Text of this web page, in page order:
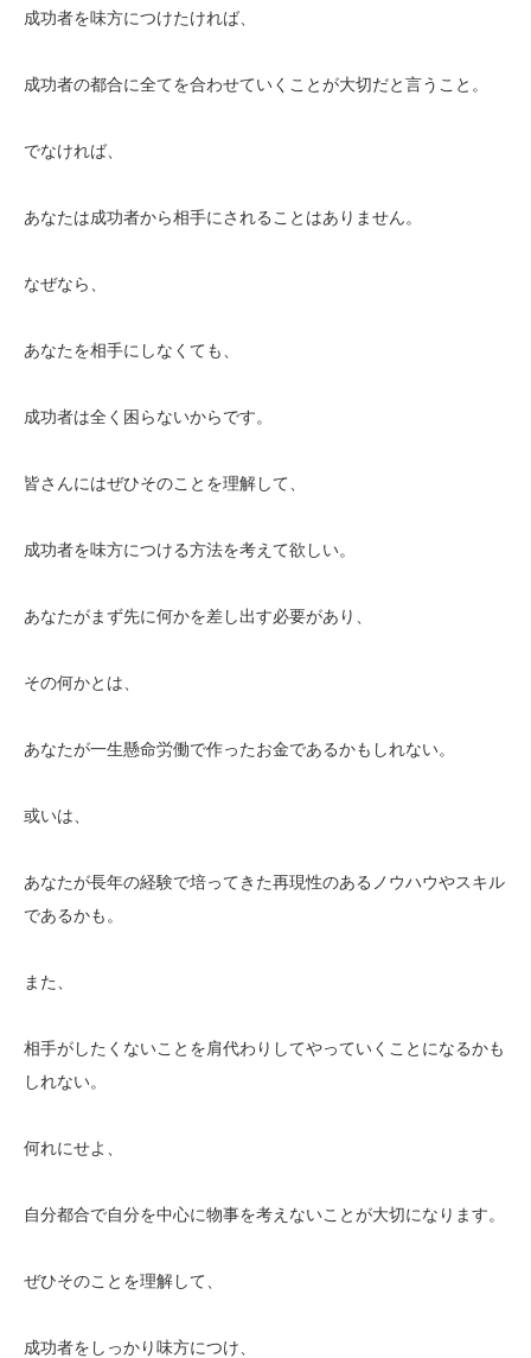
成功者を味方につけたければ、
成功者の都合に全てを合わせていくことが大切だと言うこと。
でなければ、
あなたは成功者から相手にされることはありません。
なぜなら、
あなたを相手にしなくても、
成功者は全く困らないからです。
皆さんにはぜひそのことを理解して、
成功者を味方につける方法を考えて欲しい。
あなたがまず先に何かを差し出す必要があり、
その何かとは、
あなたが一生懸命労働で作ったお金であるかもしれない。
或いは、
あなたが長年の経験で培ってきた再現性のあるノウハウやスキル
であるかも。
また、
相手がしたくないことを肩代わりしてやっていくことになるかも
しれない。
何れにせよ、
自分都合で自分を中心に物事を考えないことが大切になります。
ぜひそのことを理解して、
成功者をしっかり味方につけ、